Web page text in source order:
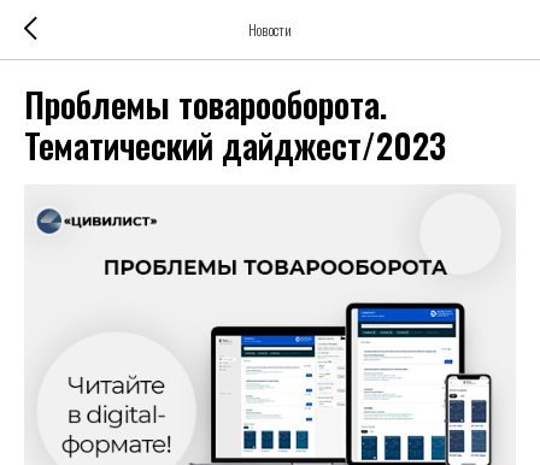
Новости
Проблемы товарооборота.
Тематический дайджест/2023